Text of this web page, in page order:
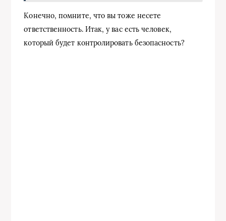
Конечно, помните, что вы тоже несете
ответственность. Итак, у вас есть человек,
который будет контролировать безопасность?